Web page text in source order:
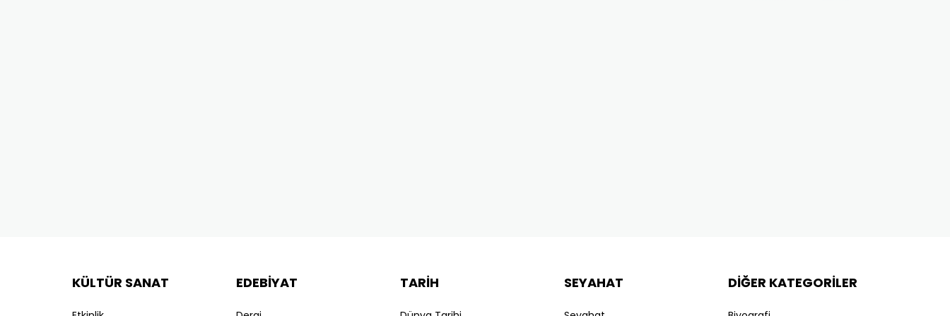
KÜLTÜR SANAT EDEBİYAT TARİH SEYAHAT DİĞER KATEGORİLER